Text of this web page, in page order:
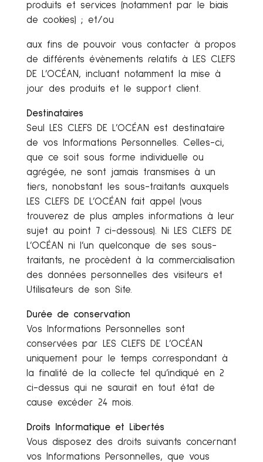
produits et services (notamment par le biais
de cookies) ; et/ou
aux fins de pouvoir vous contacter à propos
de différents évènements relatifs à LES CLEFS
DE L’OCÉAN, incluant notamment la mise à
jour des produits et le support client.
Destinataires
Seul LES CLEFS DE L’OCÉAN est destinataire
de vos Informations Personnelles. Celles-ci,
que ce soit sous forme individuelle ou
agrégée, ne sont jamais transmises à un
tiers, nonobstant les sous-traitants auxquels
LES CLEFS DE L’OCÉAN fait appel (vous
trouverez de plus amples informations à leur
sujet au point 7 ci-dessous). Ni LES CLEFS DE
L’OCÉAN ni l’un quelconque de ses sous-
traitants, ne procèdent à la commercialisation
des données personnelles des visiteurs et
Utilisateurs de son Site.
Durée de conservation
Vos Informations Personnelles sont
conservées par LES CLEFS DE L’OCÉAN
uniquement pour le temps correspondant à
la finalité de la collecte tel qu’indiqué en 2
ci-dessus qui ne saurait en tout état de
cause excéder 24 mois.
Droits Informatique et Libertés
Vous disposez des droits suivants concernant
vos Informations Personnelles, que vous